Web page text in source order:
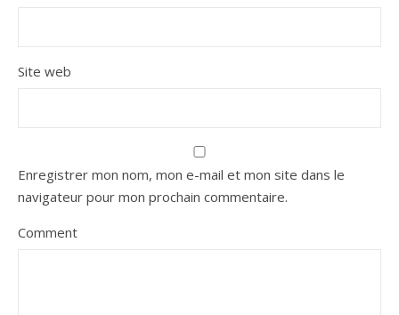
Site web
Enregistrer mon nom, mon e-mail et mon site dans le
navigateur pour mon prochain commentaire.
Comment